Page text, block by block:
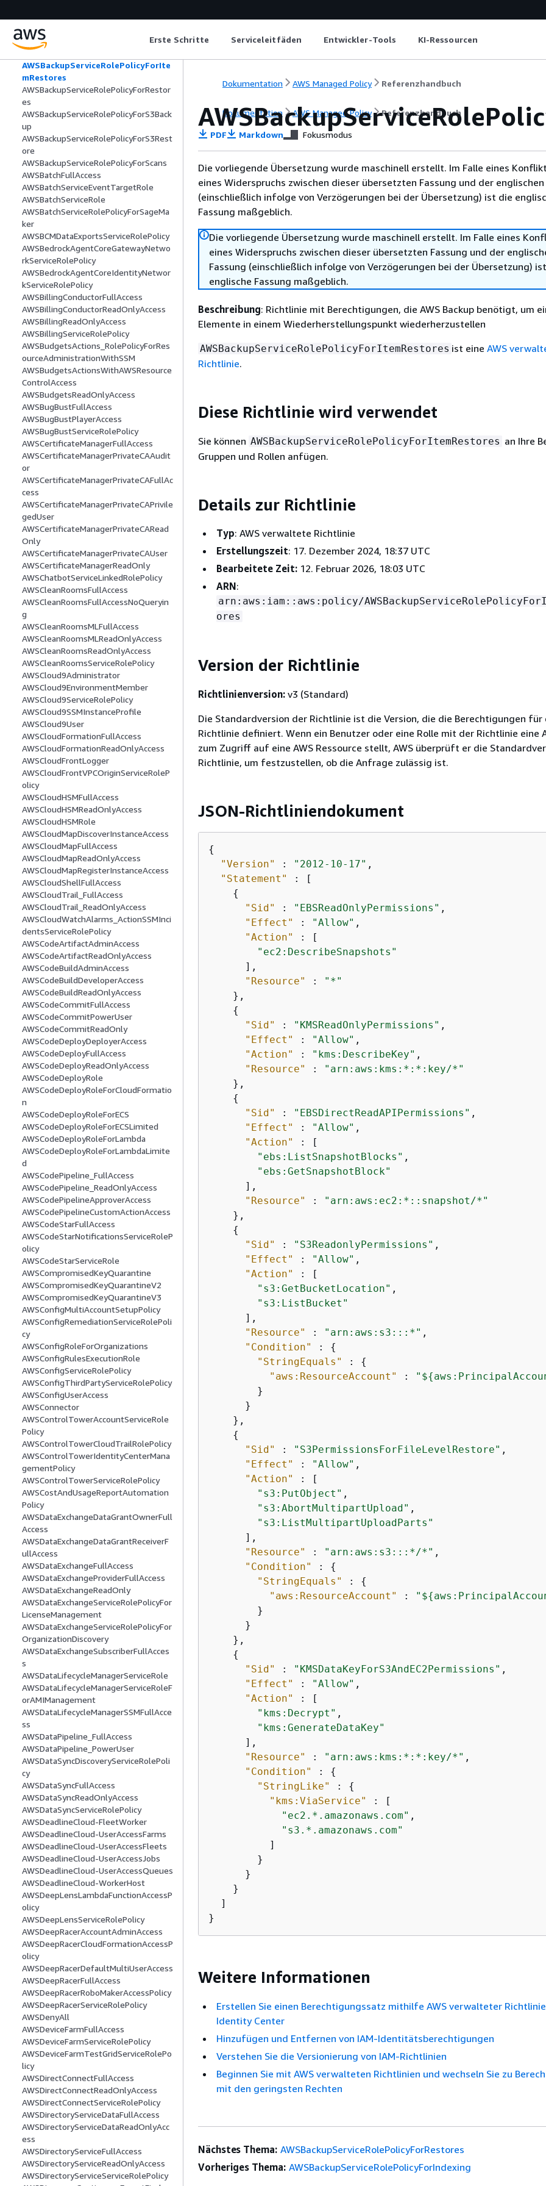
Erste Schritte Serviceleitfäden Entwickler-Tools KI-Ressourcen
AWSBackupServiceRolePolicyForBackup
AWSBackupServiceRolePolicyForIndexin
g
AWSBackupServiceRolePolicyForIte
mRestores
AWSBackupServiceRolePolicyForRestor
es
AWSBackupServiceRolePolicyForS3Back
up
AWSBackupServiceRolePolicyForS3Rest
ore
AWSBackupServiceRolePolicyForScans
AWSBatchFullAccess
AWSBatchServiceEventTargetRole
AWSBatchServiceRole
AWSBatchServiceRolePolicyForSageMa
ker
AWSBCMDataExportsServiceRolePolicy
AWSBedrockAgentCoreGatewayNetwo
rkServiceRolePolicy
AWSBedrockAgentCoreIdentityNetwor
kServiceRolePolicy
AWSBillingConductorFullAccess
AWSBillingConductorReadOnlyAccess
AWSBillingReadOnlyAccess
AWSBillingServiceRolePolicy
AWSBudgetsActions_RolePolicyForRes
ourceAdministrationWithSSM
AWSBudgetsActionsWithAWSResource
ControlAccess
AWSBudgetsReadOnlyAccess
AWSBugBustFullAccess
AWSBugBustPlayerAccess
AWSBugBustServiceRolePolicy
AWSCertificateManagerFullAccess
AWSCertificateManagerPrivateCAAudit
or
AWSCertificateManagerPrivateCAFullAc
cess
AWSCertificateManagerPrivateCAPrivile
gedUser
AWSCertificateManagerPrivateCARead
Only
AWSCertificateManagerPrivateCAUser
AWSCertificateManagerReadOnly
AWSChatbotServiceLinkedRolePolicy
AWSCleanRoomsFullAccess
AWSCleanRoomsFullAccessNoQueryin
g
AWSCleanRoomsMLFullAccess
AWSCleanRoomsMLReadOnlyAccess
AWSCleanRoomsReadOnlyAccess
AWSCleanRoomsServiceRolePolicy
AWSCloud9Administrator
AWSCloud9EnvironmentMember
AWSCloud9ServiceRolePolicy
AWSCloud9SSMInstanceProfile
AWSCloud9User
AWSCloudFormationFullAccess
AWSCloudFormationReadOnlyAccess
AWSCloudFrontLogger
AWSCloudFrontVPCOriginServiceRoleP
olicy
AWSCloudHSMFullAccess
AWSCloudHSMReadOnlyAccess
AWSCloudHSMRole
AWSCloudMapDiscoverInstanceAccess
AWSCloudMapFullAccess
AWSCloudMapReadOnlyAccess
AWSCloudMapRegisterInstanceAccess
AWSCloudShellFullAccess
AWSCloudTrail_FullAccess
AWSCloudTrail_ReadOnlyAccess
AWSCloudWatchAlarms_ActionSSMInci
dentsServiceRolePolicy
AWSCodeArtifactAdminAccess
AWSCodeArtifactReadOnlyAccess
AWSCodeBuildAdminAccess
AWSCodeBuildDeveloperAccess
AWSCodeBuildReadOnlyAccess
AWSCodeCommitFullAccess
AWSCodeCommitPowerUser
AWSCodeCommitReadOnly
AWSCodeDeployDeployerAccess
AWSCodeDeployFullAccess
AWSCodeDeployReadOnlyAccess
AWSCodeDeployRole
AWSCodeDeployRoleForCloudFormatio
n
AWSCodeDeployRoleForECS
AWSCodeDeployRoleForECSLimited
AWSCodeDeployRoleForLambda
AWSCodeDeployRoleForLambdaLimite
d
AWSCodePipeline_FullAccess
AWSCodePipeline_ReadOnlyAccess
AWSCodePipelineApproverAccess
AWSCodePipelineCustomActionAccess
AWSCodeStarFullAccess
AWSCodeStarNotificationsServiceRoleP
olicy
AWSCodeStarServiceRole
AWSCompromisedKeyQuarantine
AWSCompromisedKeyQuarantineV2
AWSCompromisedKeyQuarantineV3
AWSConfigMultiAccountSetupPolicy
AWSConfigRemediationServiceRolePoli
cy
AWSConfigRoleForOrganizations
AWSConfigRulesExecutionRole
AWSConfigServiceRolePolicy
AWSConfigThirdPartyServiceRolePolicy
AWSConfigUserAccess
AWSConnector
AWSControlTowerAccountServiceRole
Policy
AWSControlTowerCloudTrailRolePolicy
AWSControlTowerIdentityCenterMana
gementPolicy
AWSControlTowerServiceRolePolicy
AWSCostAndUsageReportAutomation
Policy
AWSDataExchangeDataGrantOwnerFull
Access
AWSDataExchangeDataGrantReceiverF
ullAccess
AWSDataExchangeFullAccess
AWSDataExchangeProviderFullAccess
AWSDataExchangeReadOnly
AWSDataExchangeServiceRolePolicyFor
LicenseManagement
AWSDataExchangeServiceRolePolicyFor
OrganizationDiscovery
AWSDataExchangeSubscriberFullAcces
s
AWSDataLifecycleManagerServiceRole
AWSDataLifecycleManagerServiceRoleF
orAMIManagement
AWSDataLifecycleManagerSSMFullAcce
ss
AWSDataPipeline_FullAccess
AWSDataPipeline_PowerUser
AWSDataSyncDiscoveryServiceRolePoli
cy
AWSDataSyncFullAccess
AWSDataSyncReadOnlyAccess
AWSDataSyncServiceRolePolicy
AWSDeadlineCloud-FleetWorker
AWSDeadlineCloud-UserAccessFarms
AWSDeadlineCloud-UserAccessFleets
AWSDeadlineCloud-UserAccessJobs
AWSDeadlineCloud-UserAccessQueues
AWSDeadlineCloud-WorkerHost
AWSDeepLensLambdaFunctionAccessP
olicy
AWSDeepLensServiceRolePolicy
AWSDeepRacerAccountAdminAccess
AWSDeepRacerCloudFormationAccessP
olicy
AWSDeepRacerDefaultMultiUserAccess
AWSDeepRacerFullAccess
AWSDeepRacerRoboMakerAccessPolicy
AWSDeepRacerServiceRolePolicy
AWSDenyAll
AWSDeviceFarmFullAccess
AWSDeviceFarmServiceRolePolicy
AWSDeviceFarmTestGridServiceRolePo
licy
AWSDirectConnectFullAccess
AWSDirectConnectReadOnlyAccess
AWSDirectConnectServiceRolePolicy
AWSDirectoryServiceDataFullAccess
AWSDirectoryServiceDataReadOnlyAcc
ess
AWSDirectoryServiceFullAccess
AWSDirectoryServiceReadOnlyAccess
AWSDirectoryServiceServiceRolePolicy
Dokumentation AWS Managed Policy Referenzhandbuch
Dokumentation AWS Managed Policy Referenzhandbuch
PDF Markdown Fokusmodus
Die vorliegende Übersetzung wurde maschinell erstellt. Im Falle eines
eines Widerspruchs zwischen dieser übersetzten Fassung und der englischen
(einschließlich infolge von Verzögerungen bei der Übersetzung) ist die
Fassung maßgeblich.
Die vorliegende Übersetzung wurde maschinell erstellt. Im Falle eines
eines Widerspruchs zwischen dieser übersetzten Fassung und der
Fassung (einschließlich infolge von Verzögerungen bei der Übersetzung)
englische Fassung maßgeblich.
Beschreibung: Richtlinie mit Berechtigungen, die AWS Backup benötigt, um
Elemente in einem Wiederherstellungspunkt wiederherzustellen
AWSBackupServiceRolePolicyForItemRestores ist eine AWS
Richtlinie.
Diese Richtlinie wird verwendet
Sie können AWSBackupServiceRolePolicyForItemRestores an Ihre
Gruppen und Rollen anfügen.
Details zur Richtlinie
Typ: AWS verwaltete Richtlinie
Erstellungszeit: 17. Dezember 2024, 18:37 UTC
Bearbeitete Zeit: 12. Februar 2026, 18:03 UTC
ARN:
arn:aws:iam::aws:policy/
ores
Version der Richtlinie
Richtlinienversion: v3 (Standard)
Die Standardversion der Richtlinie ist die Version, die die Berechtigungen für
Richtlinie definiert. Wenn ein Benutzer oder eine Rolle mit der Richtlinie eine
zum Zugriff auf eine AWS Ressource stellt, AWS überprüft er die
Richtlinie, um festzustellen, ob die Anfrage zulässig ist.
JSON-Richtliniendokument
{
"Version"
: "2012-10-17" ,
"Statement"
: [
{
"Sid"
: "EBSReadOnlyPermissions" ,
"Effect"
: "Allow" ,
"Action"
: [
"ec2:DescribeSnapshots"
      ],
"Resource"
:
"*"
    },
{
"Sid"
: "KMSReadOnlyPermissions" ,
"Effect"
: "Allow" ,
"Action"
: "kms:DescribeKey" ,
"Resource"
:
"arn:aws:kms:*:*:key/*"
    },
{
"Sid"
: "EBSDirectReadAPIPermissions" ,
"Effect"
: "Allow" ,
"Action"
: [
"ebs:ListSnapshotBlocks" ,
"ebs:GetSnapshotBlock"
      ],
"Resource"
:
"arn:aws:ec2:*::snapshot/*"
    },
{
"Sid"
: "S3ReadonlyPermissions" ,
"Effect"
: "Allow" ,
"Action"
: [
"s3:GetBucketLocation" ,
"s3:ListBucket"
      ],
"Resource"
: "arn:aws:s3:::*" ,
"Condition"
: {
"StringEquals"
: {
"aws:ResourceAccount"
: "${
        }
      }
    },
{
"Sid"
: "S3PermissionsForFileLevelRestore" ,
"Effect"
: "Allow" ,
"Action"
: [
"s3:PutObject" ,
"s3:AbortMultipartUpload" ,
"s3:ListMultipartUploadParts"
      ],
"Resource"
: "arn:aws:s3:::*/*" ,
"Condition"
: {
"StringEquals"
: {
"aws:ResourceAccount"
: "${
        }
      }
    },
{
"Sid"
: "KMSDataKeyForS3AndEC2Permissions" ,
"Effect"
: "Allow" ,
"Action"
: [
"kms:Decrypt" ,
"kms:GenerateDataKey"
      ],
"Resource"
: "arn:aws:kms:*:*:key/*" ,
"Condition"
: {
"StringLike"
: {
"kms:ViaService"
: [
"ec2.*.amazonaws.com" ,
"s3.*.amazonaws.com"
          ]
        }
      }
    }
  ]
}
Weitere Informationen
Erstellen Sie einen Berechtigungssatz mithilfe AWS verwalteter
Identity Center
Hinzufügen und Entfernen von IAM-Identitätsberechtigungen
Verstehen Sie die Versionierung von IAM-Richtlinien
Beginnen Sie mit AWS verwalteten Richtlinien und wechseln Sie zu
mit den geringsten Rechten
Nächstes Thema: AWSBackupServiceRolePolicyForRestores
Vorheriges Thema: AWSBackupServiceRolePolicyForIndexing